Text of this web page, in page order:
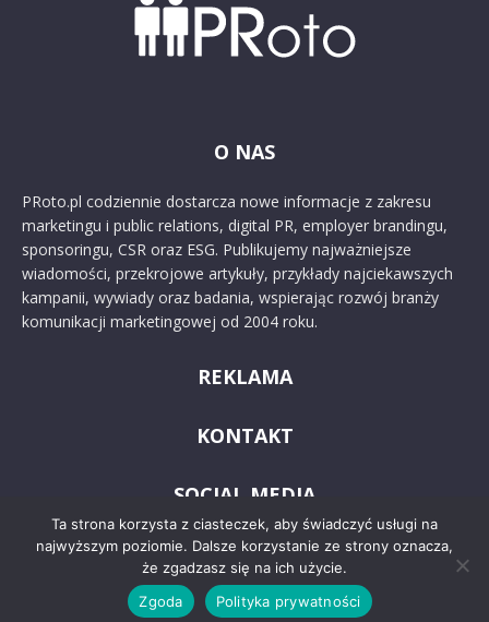
O NAS
PRoto.pl codziennie dostarcza nowe informacje z zakresu
marketingu i public relations, digital PR, employer brandingu,
sponsoringu, CSR oraz ESG. Publikujemy najważniejsze
wiadomości, przekrojowe artykuły, przykłady najciekawszych
kampanii, wywiady oraz badania, wspierając rozwój branży
komunikacji marketingowej od 2004 roku.
REKLAMA
KONTAKT
SOCIAL MEDIA
Ta strona korzysta z ciasteczek, aby świadczyć usługi na
najwyższym poziomie. Dalsze korzystanie ze strony oznacza,
że zgadzasz się na ich użycie.
Zgoda
Polityka prywatności